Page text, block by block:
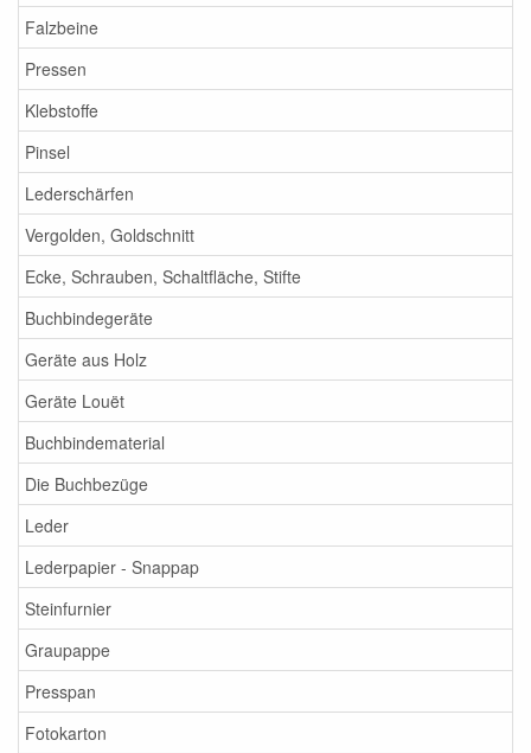
Falzbeine
Pressen
Klebstoffe
Pinsel
Lederschärfen
Vergolden, Goldschnitt
Ecke, Schrauben, Schaltfläche, Stifte
Buchbindegeräte
Geräte aus Holz
Geräte Louët
Buchbindematerial
Die Buchbezüge
Leder
Lederpapier - Snappap
Steinfurnier
Graupappe
Presspan
Fotokarton